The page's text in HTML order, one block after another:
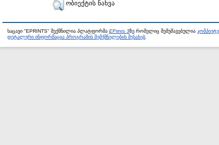
ობიექტის ნახვა
საცავი "EPRINTS" შექმნილია პლატფორმა EPrints 3ზე რომელიც შემუშავებულია
დეტალური ინფორმაცია პროგრამის შემქმნელების შესახებ.